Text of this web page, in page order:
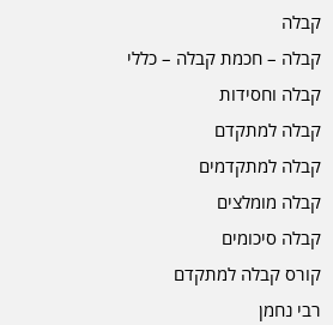
קבלה
קבלה – חכמת קבלה – כללי
קבלה וחסידות
קבלה למתקדם
קבלה למתקדמים
קבלה מומלצים
קבלה סיכומים
קורס קבלה למתקדם
רבי נחמן